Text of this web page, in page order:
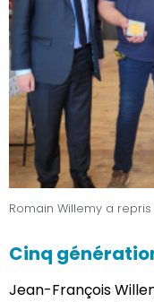
Romain Willemy a
Cinq
Jean-François